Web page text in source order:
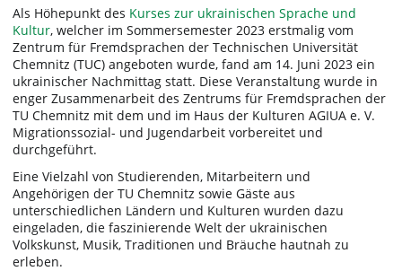
Als Höhepunkt des Kurses zur ukrainischen Sprache und
Kultur, welcher im Sommersemester 2023 erstmalig vom
Zentrum für Fremdsprachen der Technischen Universität
Chemnitz (TUC) angeboten wurde, fand am 14. Juni 2023 ein
ukrainischer Nachmittag statt. Diese Veranstaltung wurde in
enger Zusammenarbeit des Zentrums für Fremdsprachen der
TU Chemnitz mit dem und im Haus der Kulturen AGIUA e. V.
Migrationssozial- und Jugendarbeit vorbereitet und
durchgeführt.
Eine Vielzahl von Studierenden, Mitarbeitern und
Angehörigen der TU Chemnitz sowie Gäste aus
unterschiedlichen Ländern und Kulturen wurden dazu
eingeladen, die faszinierende Welt der ukrainischen
Volkskunst, Musik, Traditionen und Bräuche hautnah zu
erleben.